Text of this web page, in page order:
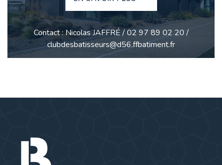
Contact : Nicolas JAFFRÉ / 02 97 89 02 20 /
clubdesbatisseurs@d56.ffbatiment.fr